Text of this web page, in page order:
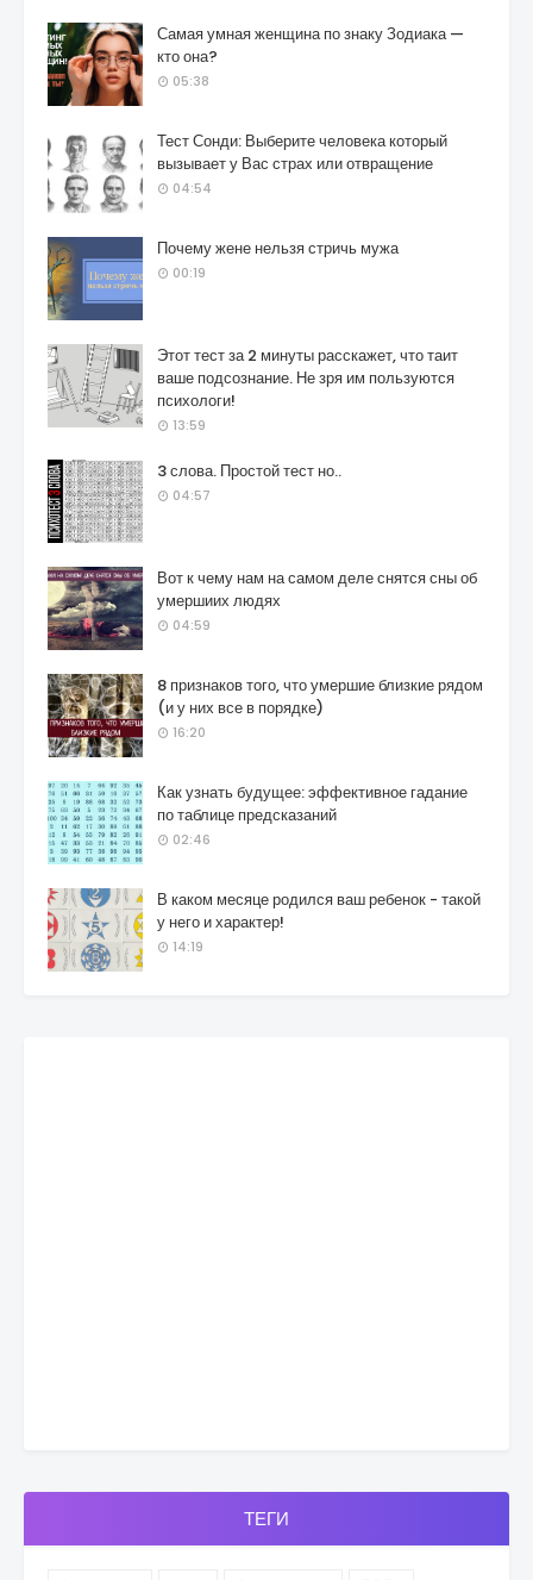
Самая умная женщина по знаку Зодиака —
кто она?
05:38
Тест Сонди: Выберите человека который
вызывает у Вас страх или отвращение
04:54
Почему жене нельзя стричь мужа
00:19
Этот тест за 2 минуты расскажет, что таит
ваше подсознание. Не зря им пользуются
психологи!
13:59
3 слова. Простой тест но..
04:57
Вот к чему нам на самом деле снятся сны об
умершиих людях
04:59
8 признаков того, что умершие близкие рядом
(и у них все в порядке)
16:20
Как узнать будущее: эффективное гадание
по таблице предсказаний
02:46
В каком месяце родился ваш ребенок - такой
у него и характер!
14:19
ТЕГИ